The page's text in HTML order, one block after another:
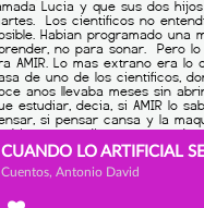
Cuentos, Antonio David